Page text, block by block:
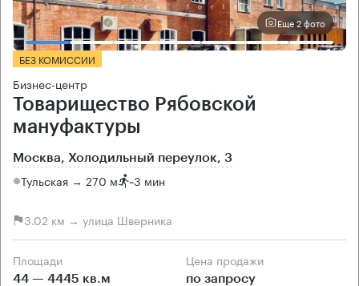
Еще 2 фото
БЕЗ КОМИССИИ
Бизнес-центр
Товарищество Рябовской
мануфактуры
Москва, Холодильный переулок, 3
Тульская → 270 м ~3 мин
3.02 км → улица Шверника
Площади
44 — 4445 кв.м
Цена продажи
по запросу